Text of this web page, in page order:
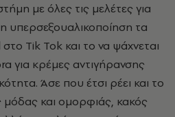
με όλες τις μελέτες για
υπερσεξουαλικοποίηση τα
Tik Tok και το να ψάχνεται
για κρέμες αντιγήρανσης
Άσε που έτσι ρέει και το
μόδας και ομορφιάς, κακός